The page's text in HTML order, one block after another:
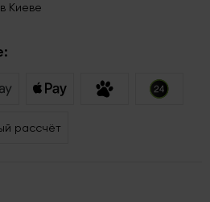
Киеве
рассчёт